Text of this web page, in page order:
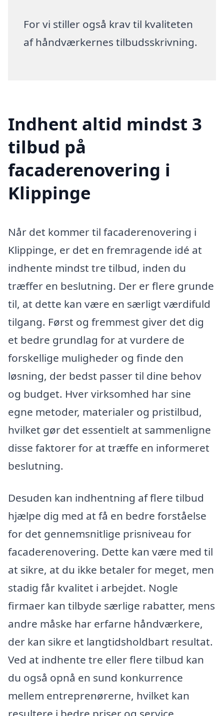
For vi stiller også krav til kvaliteten
af håndværkernes tilbudsskrivning.
Indhent altid mindst 3
tilbud på
facaderenovering i
Klippinge
Når det kommer til facaderenovering i
Klippinge, er det en fremragende idé at
indhente mindst tre tilbud, inden du
træffer en beslutning. Der er flere grunde
til, at dette kan være en særligt værdifuld
tilgang. Først og fremmest giver det dig
et bedre grundlag for at vurdere de
forskellige muligheder og finde den
løsning, der bedst passer til dine behov
og budget. Hver virksomhed har sine
egne metoder, materialer og pristilbud,
hvilket gør det essentielt at sammenligne
disse faktorer for at træffe en informeret
beslutning.
Desuden kan indhentning af flere tilbud
hjælpe dig med at få en bedre forståelse
for det gennemsnitlige prisniveau for
facaderenovering. Dette kan være med til
at sikre, at du ikke betaler for meget, men
stadig får kvalitet i arbejdet. Nogle
firmaer kan tilbyde særlige rabatter, mens
andre måske har erfarne håndværkere,
der kan sikre et langtidsholdbart resultat.
Ved at indhente tre eller flere tilbud kan
du også opnå en sund konkurrence
mellem entreprenørerne, hvilket kan